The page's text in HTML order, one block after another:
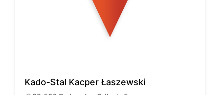
Kado-Stal Kacper Łaszewski